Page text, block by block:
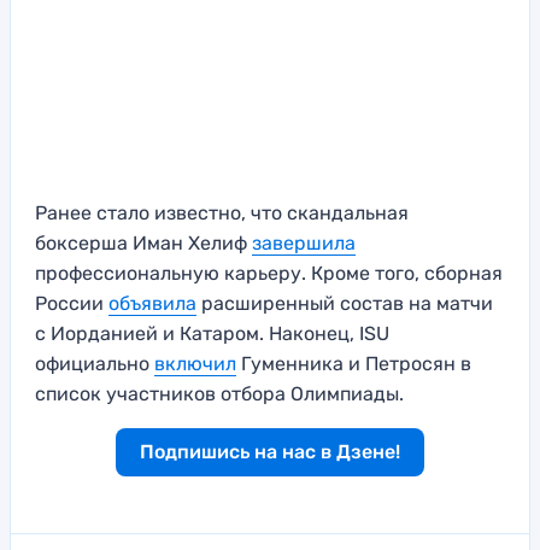
Ранее стало известно, что скандальная
боксерша Иман Хелиф завершила
профессиональную карьеру. Кроме того, сборная
России объявила расширенный состав на матчи
с Иорданией и Катаром. Наконец, ISU
официально включил Гуменника и Петросян в
список участников отбора Олимпиады.
Подпишись на нас в Дзене!